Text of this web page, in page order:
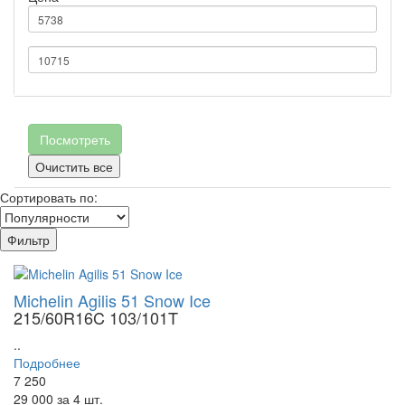
Посмотреть
Очистить все
Сортировать по:
Фильтр
Michelin Agilis 51 Snow Ice
215/60R16C 103/101T
..
Подробнее
7 250
29 000 за 4 шт.